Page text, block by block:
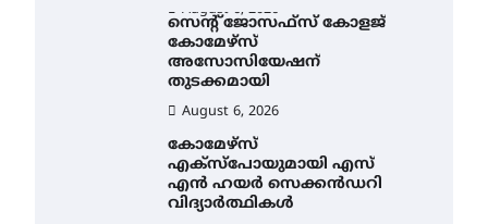
August 6, 2026
സെന്റ് ജോസഫ്സ് കോളജ്
കോമേഴ്‌സ്
അസോസിയേഷന്
തുടക്കമായി
August 6, 2026
കോമേഴ്സ്
എക്സ്പോയുമായി എസ്
എൻ ഹയർ സെക്കൻഡറി
വിദ്യാർത്ഥികൾ